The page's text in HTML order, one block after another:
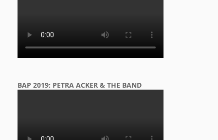
BAP 2019: PETRA ACKER & THE BAND